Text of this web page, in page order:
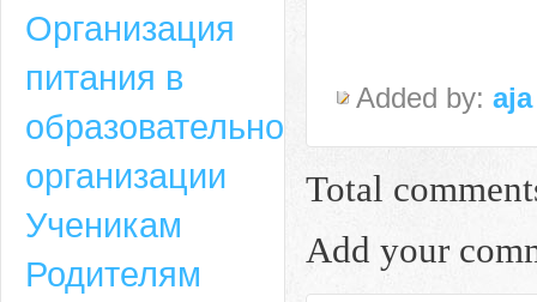
Added by: aja
Total
Add your
Организация
питания в
образовательной
организации
Ученикам
Родителям